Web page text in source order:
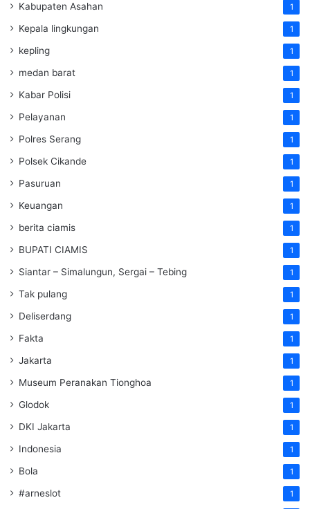
Kabupaten Asahan 1
Kepala lingkungan 1
kepling 1
medan barat 1
Kabar Polisi 1
Pelayanan 1
Polres Serang 1
Polsek Cikande 1
Pasuruan 1
Keuangan 1
berita ciamis 1
BUPATI CIAMIS 1
Siantar – Simalungun, Sergai – Tebing 1
Tak pulang 1
Deliserdang 1
Fakta 1
Jakarta 1
Museum Peranakan Tionghoa 1
Glodok 1
DKI Jakarta 1
Indonesia 1
Bola 1
#arneslot 1